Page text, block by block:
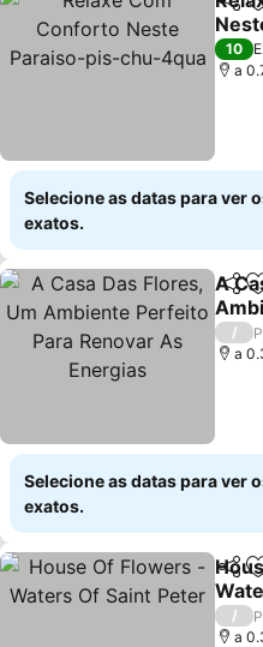
4qua
Ver
10
a
Selecione as datas para ver
exatos.
A
Ver
/
a
Selecione as datas para ver
exatos.
Ver
/
a